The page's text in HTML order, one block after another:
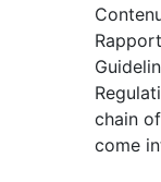
chain
come